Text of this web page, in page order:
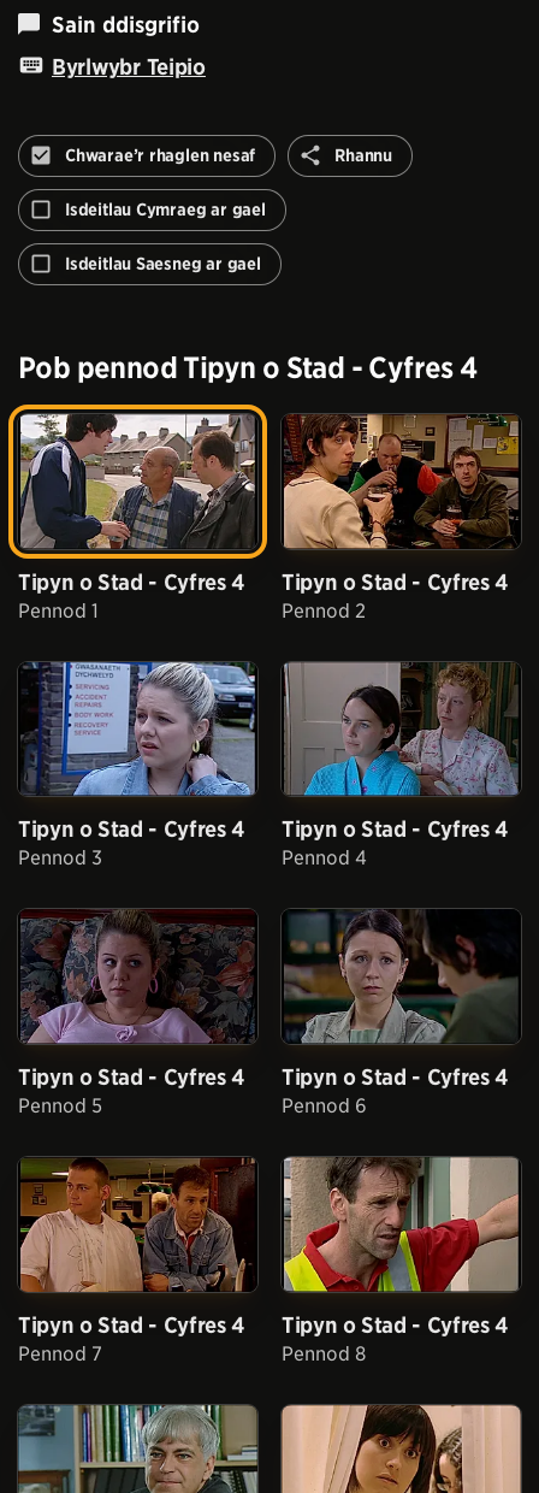
Sain ddisgrifio
Byrlwybr Teipio
Chwarae’r rhaglen nesaf
Peidiwch
â
awtomeiddio'r
rhaglen
nesaf
Rhannu Rhannu
Isdeitlau Cymraeg ar gael
Isdeitlau Saesneg ar gael
Pob pennod Tipyn o Stad - Cyfres 4
Tipyn o Stad - Cyfres 4
Pennod 1
Tipyn o Stad - Cyfres 4
Pennod 2
Tipyn o Stad - Cyfres 4
Pennod 3
Tipyn o Stad - Cyfres 4
Pennod 4
Tipyn o Stad - Cyfres 4
Pennod 5
Tipyn o Stad - Cyfres 4
Pennod 6
Tipyn o Stad - Cyfres 4
Pennod 7
Tipyn o Stad - Cyfres 4
Pennod 8